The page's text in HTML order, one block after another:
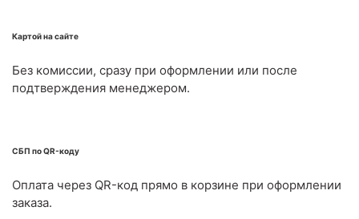
Картой на сайте
Без комиссии, сразу при оформлении или после
подтверждения менеджером.
СБП по QR-коду
Оплата через QR-код прямо в корзине при оформлении
заказа.